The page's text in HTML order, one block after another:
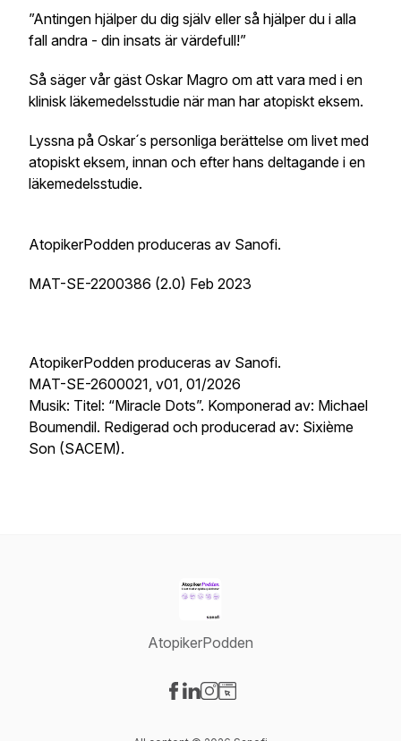
”Antingen hjälper du dig själv eller så hjälper du i alla
fall andra - din insats är värdefull!”
Så säger vår gäst Oskar Magro om att vara med i en
klinisk läkemedelsstudie när man har atopiskt eksem.
Lyssna på Oskar´s personliga berättelse om livet med
atopiskt eksem, innan och efter hans deltagande i en
läkemedelsstudie.
AtopikerPodden produceras av Sanofi.
MAT-SE-2200386 (2.0) Feb 2023
AtopikerPodden produceras av Sanofi.
MAT-SE-2600021, v01, 01/2026
Musik: Titel: “Miracle Dots”. Komponerad av: Michael
Boumendil. Redigerad och producerad av: Sixième
Son (SACEM).
AtopikerPodden